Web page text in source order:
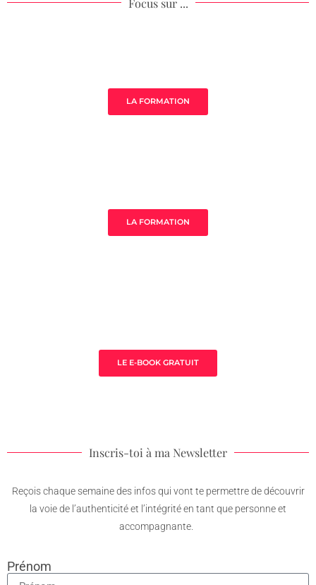
LA FORMATION
LA FORMATION
LE E-BOOK GRATUIT
Inscris-toi à ma Newsletter
Reçois chaque semaine des infos qui vont te permettre de découvrir
la voie de l’authenticité et l’intégrité en tant que personne et
accompagnante.
Prénom